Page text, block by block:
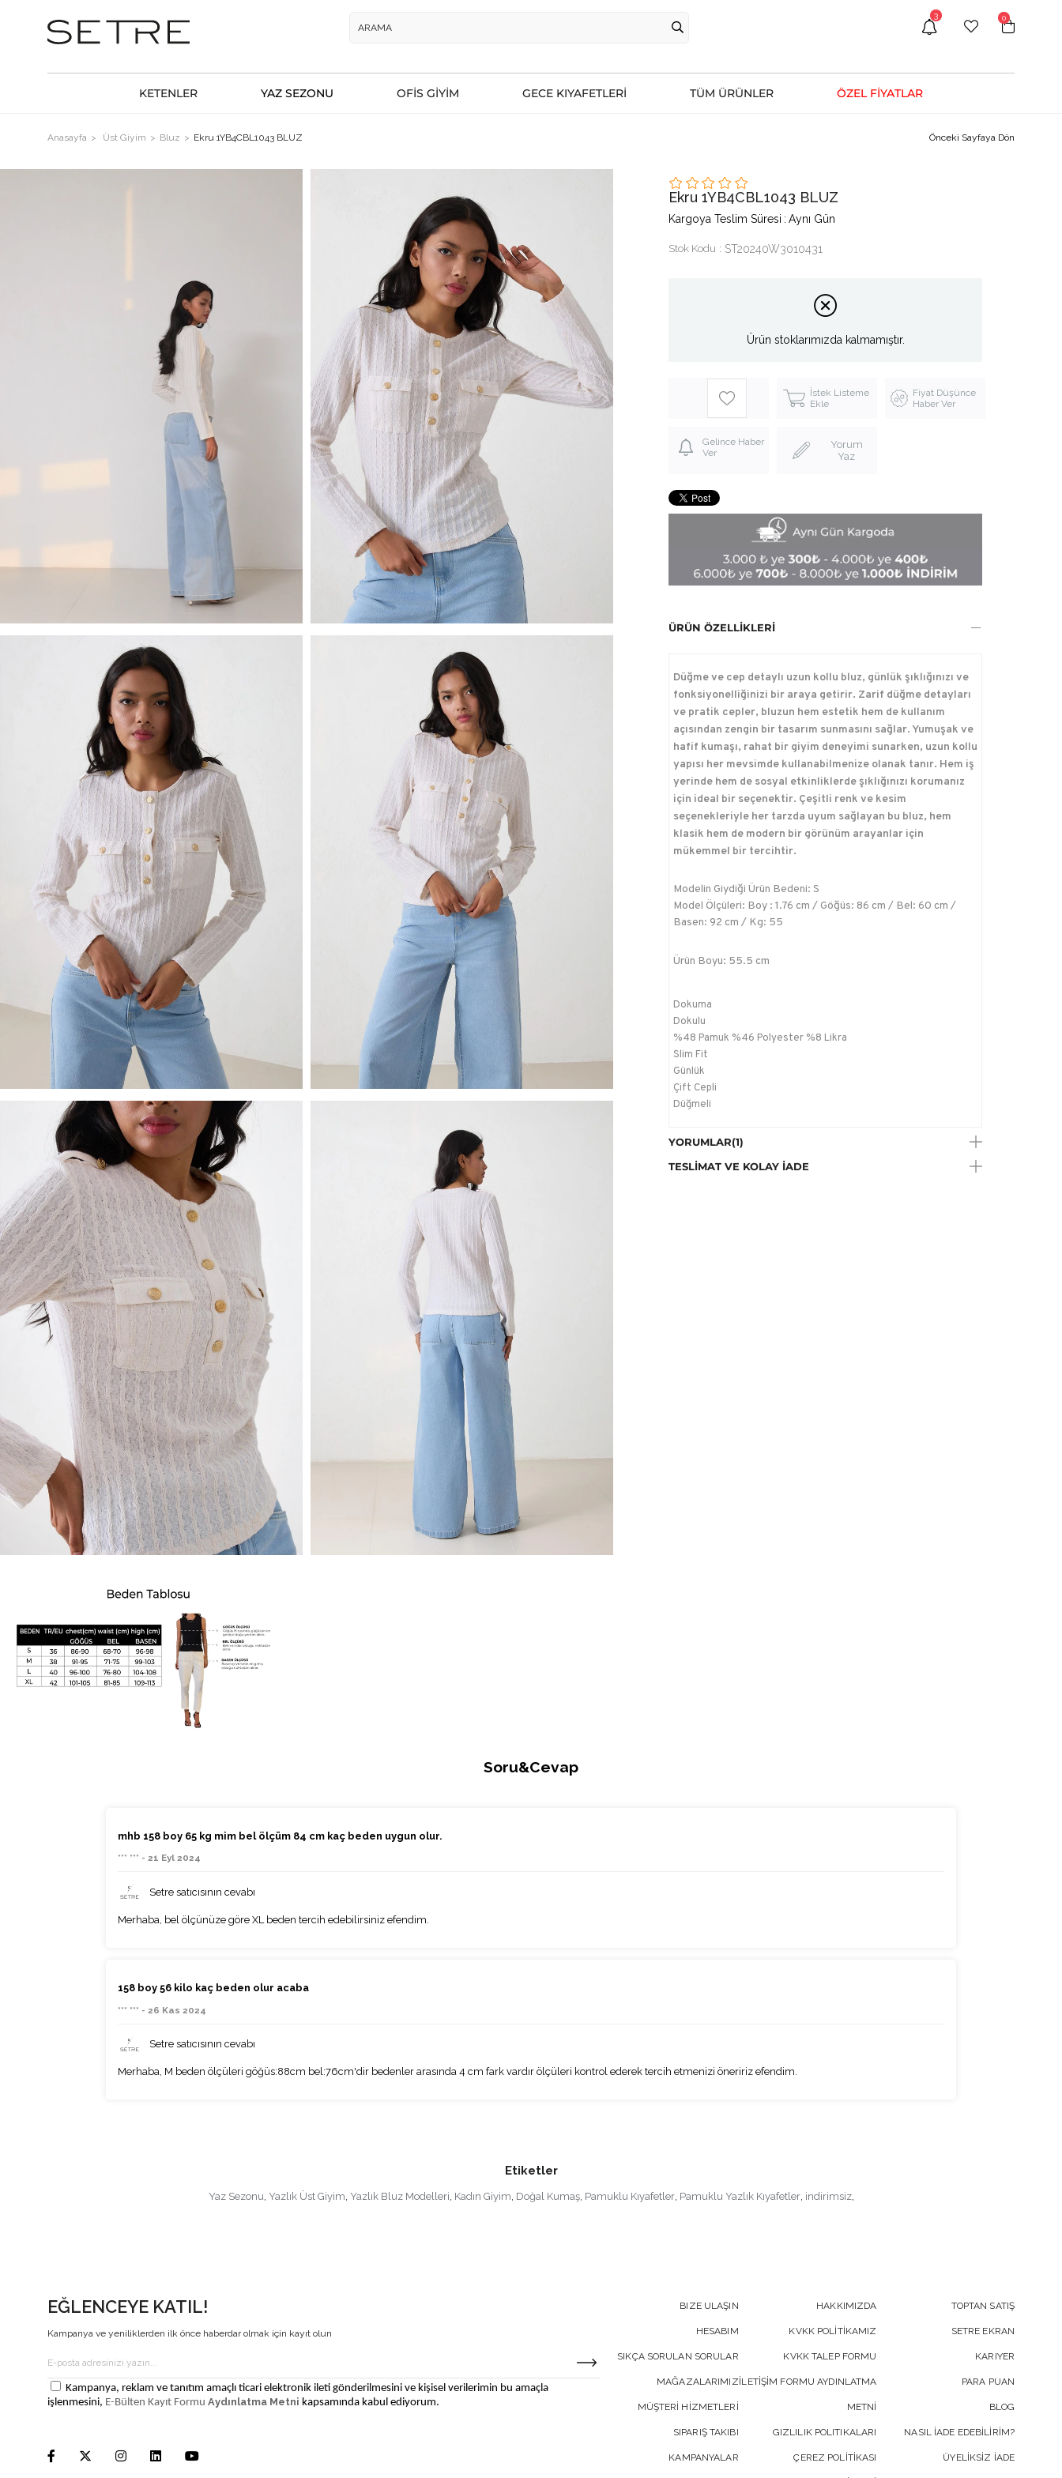
0
3
KETENLER YAZ SEZONU OFİS GİYİM GECE KIYAFETLERİ TÜM ÜRÜNLER ÖZEL FİYATLAR
Anasayfa Üst Giyim Bluz Ekru 1YB4CBL1043 BLUZ Önceki Sayfaya Dön
Ekru 1YB4CBL1043 BLUZ
Kargoya Teslim Süresi : Aynı Gün
Stok Kodu ST20240W3010431
Ürün stoklarımızda kalmamıştır.
İstek Listeme
Ekle
Fiyat Düşünce
Haber Ver
Gelince Haber
Ver
Yorum
Yaz
ÜRÜN ÖZELLIKLERI
Düğme ve cep detaylı uzun kollu bluz, günlük şıklığınızı ve
fonksiyonelliğinizi bir araya getirir. Zarif düğme detayları
ve pratik cepler, bluzun hem estetik hem de kullanım
açısından zengin bir tasarım sunmasını sağlar. Yumuşak ve
hafif kumaşı, rahat bir giyim deneyimi sunarken, uzun kollu
yapısı her mevsimde kullanabilmenize olanak tanır. Hem iş
yerinde hem de sosyal etkinliklerde şıklığınızı korumanız
için ideal bir seçenektir. Çeşitli renk ve kesim
seçenekleriyle her tarzda uyum sağlayan bu bluz, hem
klasik hem de modern bir görünüm arayanlar için
mükemmel bir tercihtir.
Modelin Giydiği Ürün Bedeni: S
Model Ölçüleri: Boy : 1.76 cm / Göğüs: 86 cm / Bel: 60 cm /
Basen: 92 cm / Kg: 55
Ürün Boyu: 55.5 cm
Dokuma
Dokulu
%48 Pamuk %46 Polyester %8 Likra
Slim Fit
Günlük
Çift Cepli
Düğmeli
değişiklik gösterebilir.
YORUMLAR(1)
TESLIMAT VE KOLAY İADE
Soru&Cevap
mhb 158 boy 65 kg mim bel ölçüm 84 cm kaç beden uygun olur.
*** *** - 21 Eyl 2024
Setre satıcısının cevabı
Merhaba, bel ölçünüze göre XL beden tercih edebilirsiniz efendim.
158 boy 56 kilo kaç beden olur acaba
*** *** - 26 Kas 2024
Setre satıcısının cevabı
Merhaba, M beden ölçüleri göğüs:88cm bel:76cm'dir bedenler arasında 4 cm fark vardır ölçüleri kontrol ederek tercih etmenizi öneririz efendim.
Etiketler
Yaz Sezonu, Yazlık Üst Giyim, Yazlık Bluz Modelleri, Kadın Giyim, Doğal Kumaş, Pamuklu Kıyafetler, Pamuklu Yazlık Kıyafetler, indirimsiz,
EĞLENCEYE KATIL!
Kampanya ve yeniliklerden ilk önce haberdar olmak için kayıt olun
Kampanya, reklam ve tanıtım amaçlı ticari elektronik ileti gönderilmesini ve kişisel verilerimin bu amaçla
işlenmesini, E-Bülten Kayıt Formu Aydınlatma Metni kapsamında kabul ediyorum.
BIZE ULAŞIN
HESABIM
SIKÇA SORULAN SORULAR
MAĞAZALARIMIZ
MÜŞTERİ HİZMETLERİ
SIPARIŞ TAKIBI
KAMPANYALAR
HAKKIMIZDA
KVKK POLİTİKAMIZ
KVKK TALEP FORMU
İLETİŞİM FORMU AYDINLATMA
METNİ
GIZLILIK POLITIKALARI
ÇEREZ POLİTİKASI
TOPTAN SATIŞ
SETRE EKRAN
KARIYER
PARA PUAN
BLOG
NASIL İADE EDEBİLİRİM?
ÜYELİKSİZ İADE